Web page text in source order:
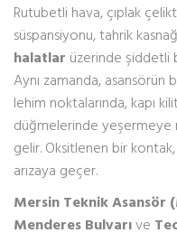
Rutubetli hava, çıplak
süspansiyonu, tahrik
halatlar üzerinde şiddetli
Aynı zamanda, asansörün
lehim noktalarında, kapı
düğmelerinde yeşermeye
gelir. Oksitlenen bir
arızaya geçer.
Mersin Teknik Asansör
Menderes Bulvarıve